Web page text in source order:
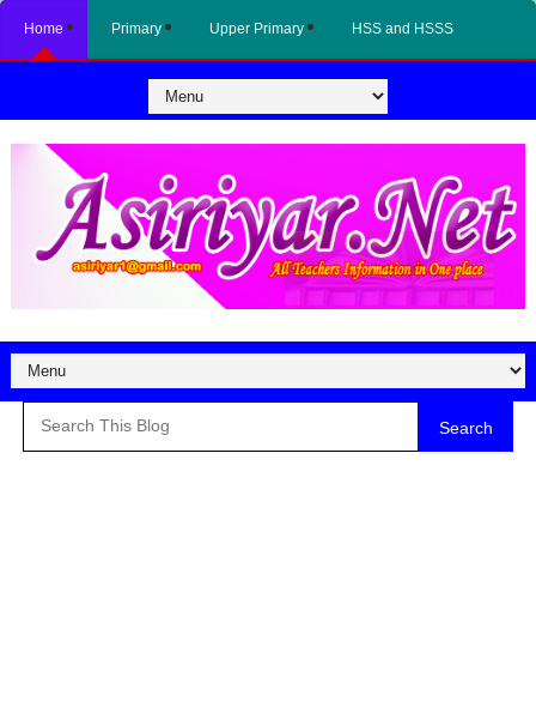
Home Primary Upper Primary HSS and HSSS
Search